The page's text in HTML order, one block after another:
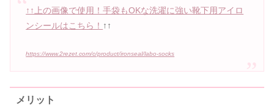
↑↑上の画像で使用！手袋もOKな洗濯に強い靴下用アイロ
ンシールはこちら！ ↑↑
https://www.2rezet.com/c/product/ironseal/labo-socks
メリット